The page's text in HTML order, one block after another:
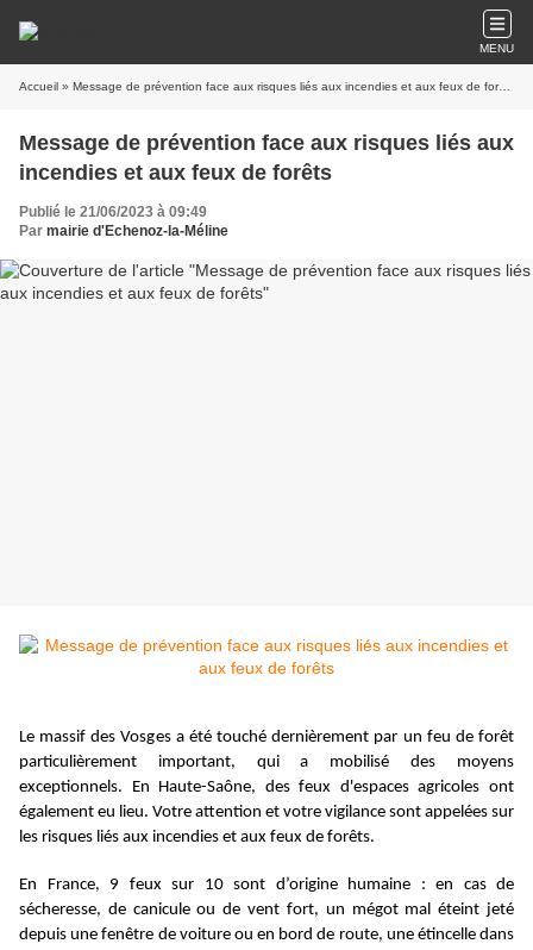
MENU
Accueil » Message de prévention face aux risques liés aux incendies et aux feux de forêts
Message de prévention face aux risques liés aux
incendies et aux feux de forêts
Publié le 21/06/2023 à 09:49
Par mairie d'Echenoz-la-Méline
Le massif des Vosges a été touché dernièrement par un feu de forêt
particulièrement important, qui a mobilisé des moyens
exceptionnels. En Haute-Saône, des feux d'espaces agricoles ont
également eu lieu. Votre attention et votre vigilance sont appelées sur
les risques liés aux incendies et aux feux de forêts.
En France, 9 feux sur 10 sont d’origine humaine : en cas de
sécheresse, de canicule ou de vent fort, un mégot mal éteint jeté
depuis une fenêtre de voiture ou en bord de route, une étincelle dans